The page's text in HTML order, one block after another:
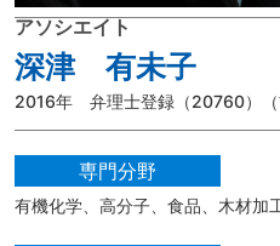
アソシエイト
深津 有未子
2016年 弁理士登録（20760）（
専門分野
有機化学、高分子、食品、木材加